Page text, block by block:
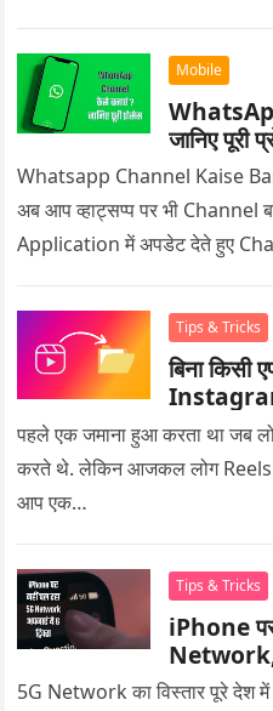
Mobile
जानिए पूरी
Whatsapp Channel Kaise
अब आप व्हाट्सप्प पर भी Channel
Application में अपडेट देते हुए
Tips & Tricks
बिना
पहले एक जमाना हुआ करता था जब
करते थे. लेकिन आजकल लोग
आप एक…
Tips & Tricks
iPhone
Network,
5G Network का विस्तार पूरे देश में